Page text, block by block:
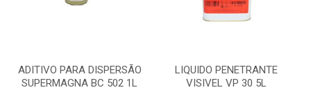
ADITIVO PARA DISPERSÃO
SUPERMAGNA BC 502 1L
LIQUIDO PENETRANTE
VISIVEL VP 30 5L